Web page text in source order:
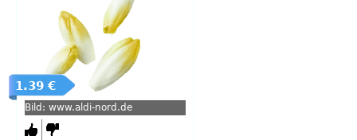
1.39 €
Bild: www.aldi-nord.de